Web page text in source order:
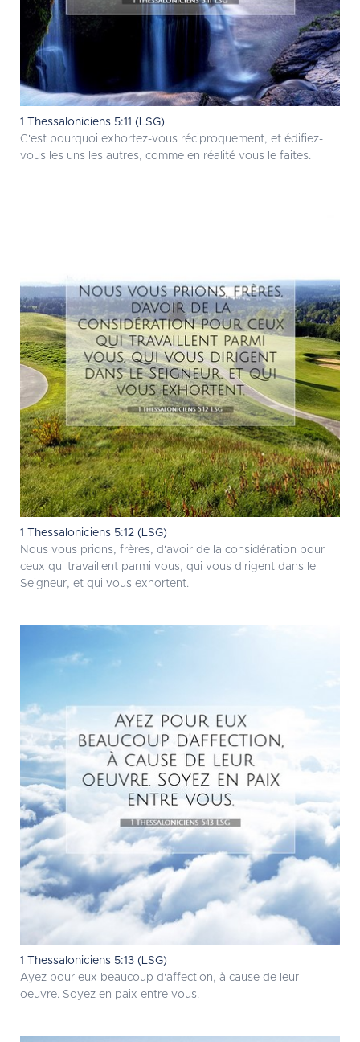
1 Thessaloniciens 5:11 (LSG)
C'est pourquoi exhortez-vous réciproquement, et édifiez-
vous les uns les autres, comme en réalité vous le faites.
1 Thessaloniciens 5:12 (LSG)
Nous vous prions, frères, d'avoir de la considération pour
ceux qui travaillent parmi vous, qui vous dirigent dans le
Seigneur, et qui vous exhortent.
1 Thessaloniciens 5:13 (LSG)
Ayez pour eux beaucoup d'affection, à cause de leur
oeuvre. Soyez en paix entre vous.